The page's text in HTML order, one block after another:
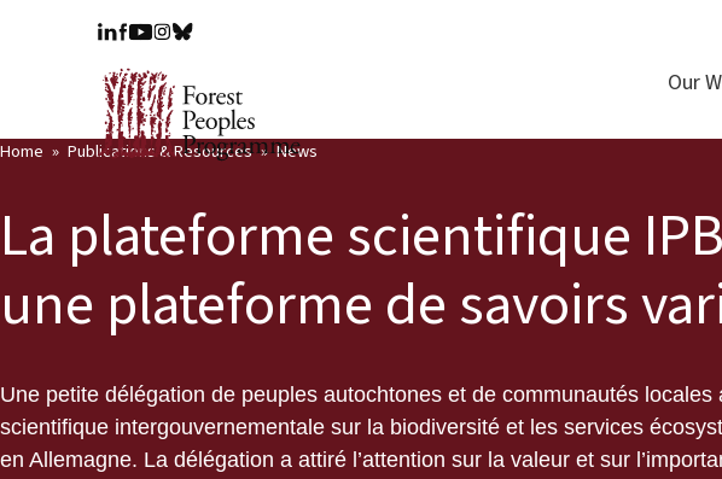
Our
Home Publications & Resources News
La plateforme scientifique
une plateforme de savoirs
Une petite délégation de peuples autochtones et de communautés
scientifique intergouvernementale sur la biodiversité et les services
en Allemagne. La délégation a attiré l’attention sur la valeur et sur